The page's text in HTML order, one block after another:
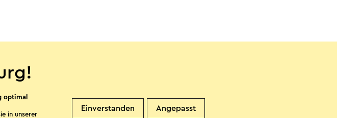
optimal
in unserer
Einverstanden Angepasst